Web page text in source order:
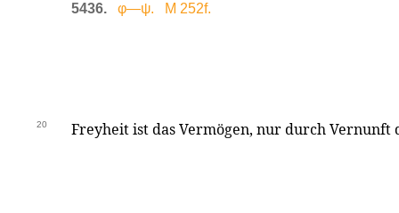
5436. φ—ψ. M 252f.
20 Freyheit ist das Vermögen, nur durch